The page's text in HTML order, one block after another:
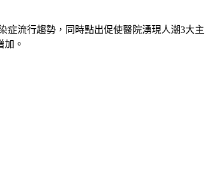
症流行趨勢，同時點出促使醫院湧現人潮3大
加。